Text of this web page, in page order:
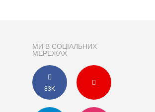
МИ В СОЦІАЛЬНИХ
МЕРЕЖАХ
83K